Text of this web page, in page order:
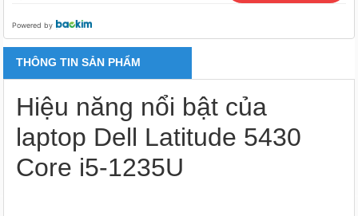
Powered by
THÔNG TIN SẢN PHẨM
Hiệu năng nổi bật của
laptop Dell Latitude 5430
Core i5-1235U